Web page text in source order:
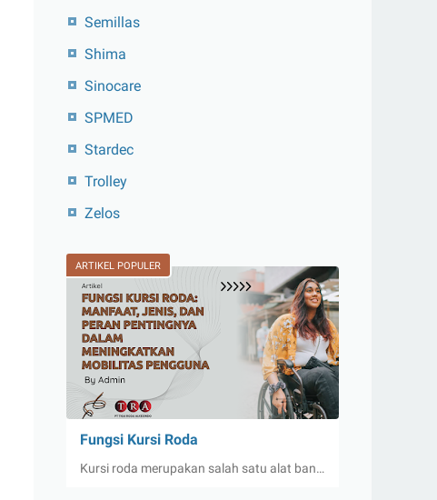
Semillas
Shima
Sinocare
SPMED
Stardec
Trolley
Zelos
ARTIKEL POPULER
Fungsi Kursi Roda
Kursi roda merupakan salah satu alat ban…